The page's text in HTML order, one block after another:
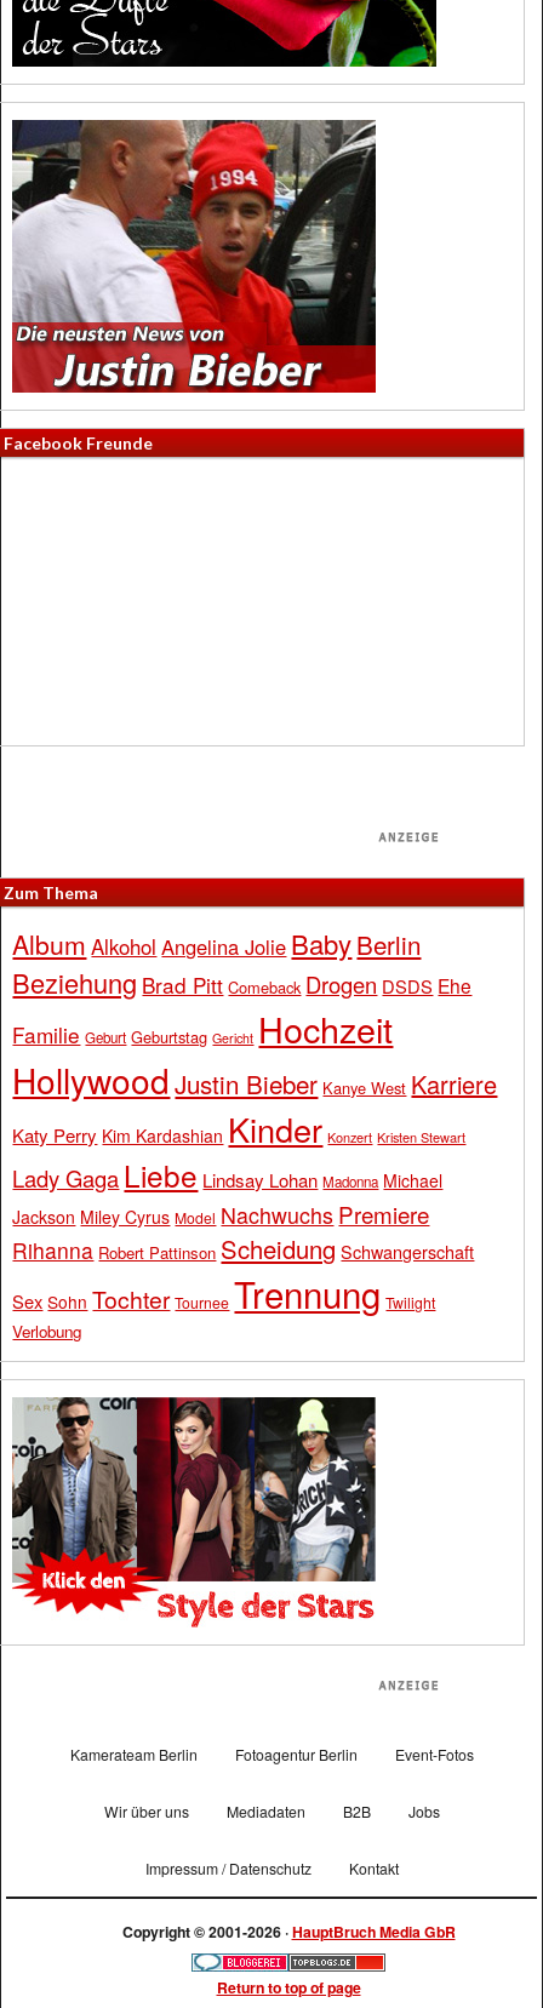
Facebook Freunde
Zum Thema
Album Alkohol Angelina Jolie BabyBerlin
Beziehung Brad Pitt Comeback Drogen DSDS Ehe
Familie Geburt Geburtstag Gericht Hochzeit
Hollywood Justin Bieber Kanye West Karriere
Katy Perry Kim Kardashian Kinder Konzert Kristen Stewart
Lady Gaga Liebe Lindsay Lohan Madonna Michael
Jackson Miley Cyrus Model Nachwuchs Premiere
Rihanna Robert Pattinson Scheidung Schwangerschaft
Sex Sohn Tochter Tournee Trennung Twilight
Verlobung
Kamerateam Berlin Fotoagentur Berlin Event-Fotos
Wir über uns Mediadaten B2B Jobs
Impressum / Datenschutz Kontakt
Copyright © 2001-2026 ·HauptBruch Media GbR
Return to top of page